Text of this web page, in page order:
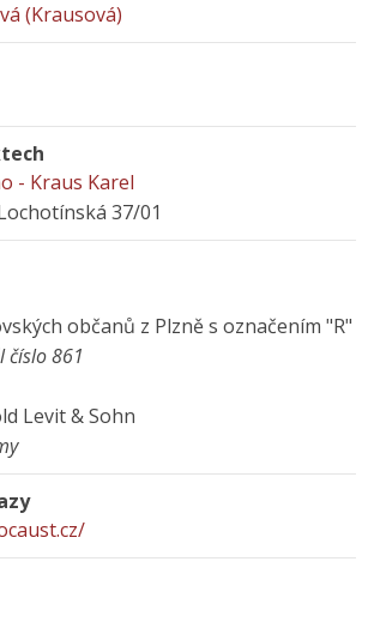
(Krausová)
- Kraus Karel
37/01
občanů z Plzně s označením "R"
číslo 861
Levit & Sohn